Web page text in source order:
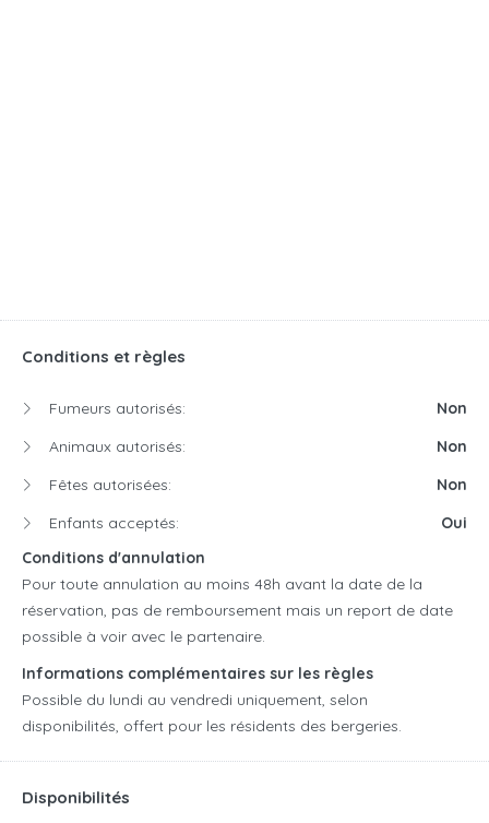
Conditions et règles
Fumeurs autorisés:
Non
Animaux autorisés:
Non
Fêtes autorisées:
Non
Enfants acceptés:
Oui
Conditions d'annulation
Pour toute annulation au moins 48h avant la date de la
réservation, pas de remboursement mais un report de date
possible à voir avec le partenaire.
Informations complémentaires sur les règles
Possible du lundi au vendredi uniquement, selon
disponibilités, offert pour les résidents des bergeries.
Disponibilités